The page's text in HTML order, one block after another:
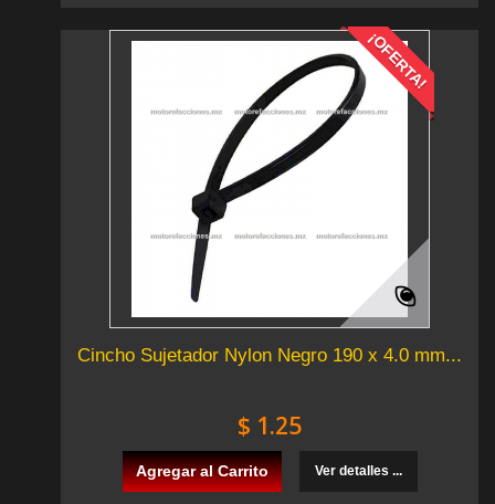
¡OFERTA!
Cincho Sujetador Nylon Negro 190 x 4.0 mm...
$ 1.25
Agregar al Carrito Ver detalles ...